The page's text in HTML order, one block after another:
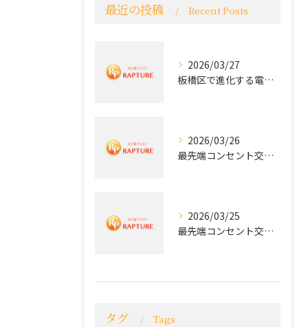
最近の投稿 Recent Posts
2026/03/27
板橋区で進化する電気工事と最新コンセント交換技術
2026/03/26
最先端コンセント交換で快適な生活を実現する電気工事の技術
2026/03/25
最先端コンセント交換で実現する安全と快適な住環境
タグ Tags